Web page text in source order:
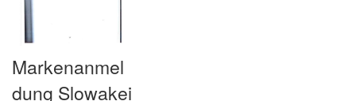
Markenanmel
dung Slowakei